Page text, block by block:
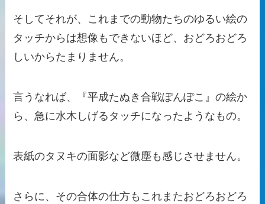
そしてそれが、これまでの動物たちのゆるい絵の
タッチからは想像もできないほど、おどろおどろ
しいからたまりません。
言うなれば、『平成たぬき合戦ぽんぽこ』の絵か
ら、急に水木しげるタッチになったようなもの。
表紙のタヌキの面影など微塵も感じさせません。
さらに、その合体の仕方もこれまたおどろおどろ